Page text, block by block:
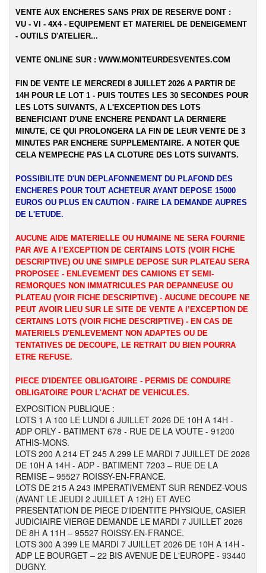
VENTE AUX ENCHERES SANS PRIX DE RESERVE DONT :
VU - VI - 4X4 - EQUIPEMENT ET MATERIEL DE DENEIGEMENT
- OUTILS D'ATELIER...
VENTE ONLINE SUR : WWW.MONITEURDESVENTES.COM
FIN DE VENTE LE MERCREDI 8 JUILLET 2026 A PARTIR DE
14H POUR LE LOT 1 - PUIS TOUTES LES 30 SECONDES POUR
LES LOTS SUIVANTS, A L'EXCEPTION DES LOTS
BENEFICIANT D'UNE ENCHERE PENDANT LA DERNIERE
MINUTE, CE QUI PROLONGERA LA FIN DE LEUR VENTE DE 3
MINUTES PAR ENCHERE SUPPLEMENTAIRE. A NOTER QUE
CELA N'EMPECHE PAS LA CLOTURE DES LOTS SUIVANTS.
POSSIBILITE D'UN DEPLAFONNEMENT DU PLAFOND DES
ENCHERES POUR TOUT ACHETEUR AYANT DEPOSE 15000
EUROS OU PLUS EN CAUTION - FAIRE LA DEMANDE AUPRES
DE L'ETUDE.
AUCUNE AIDE MATERIELLE OU HUMAINE NE SERA FOURNIE
PAR AVE A l’EXCEPTION DE CERTAINS LOTS (VOIR FICHE
DESCRIPTIVE) OU UNE SIMPLE DEPOSE SUR PLATEAU SERA
PROPOSEE - ENLEVEMENT DES CAMIONS ET SEMI-
REMORQUES NON IMMATRICULES PAR DEPANNEUSE OU
PLATEAU (VOIR FICHE DESCRIPTIVE) - AUCUNE DECOUPE NE
PEUT AVOIR LIEU SUR LE SITE DE VENTE A l’EXCEPTION DE
CERTAINS LOTS (VOIR FICHE DESCRIPTIVE) - EN CAS DE
MATERIELS D'ENLEVEMENT NON ADAPTES OU DE
TENTATIVES DE DECOUPE, LE RETRAIT DU BIEN POURRA
ETRE REFUSE.
PIECE D'IDENTEE OBLIGATOIRE - PERMIS DE CONDUIRE
OBLIGATOIRE POUR L'ACHAT DE VEHICULES.
EXPOSITION PUBLIQUE :
LOTS 1 A 100 LE LUNDI 6 JUILLET 2026 DE 10H A 14H -
ADP ORLY - BATIMENT 678 - RUE DE LA VOUTE - 91200
ATHIS-MONS.
LOTS 200 A 214 ET 245 A 299 LE MARDI 7 JUILLET DE 2026
DE 10H A 14H - ADP - BATIMENT 7203 – RUE DE LA
REMISE – 95527 ROISSY-EN-FRANCE.
LOTS DE 215 A 243 IMPERATIVEMENT SUR RENDEZ-VOUS
(AVANT LE JEUDI 2 JUILLET A 12H) ET AVEC
PRESENTATION DE PIECE D'IDENTITE PHYSIQUE, CASIER
JUDICIAIRE VIERGE DEMANDE LE MARDI 7 JUILLET 2026
DE 8H A 11H – 95527 ROISSY-EN-FRANCE.
LOTS 300 A 399 LE MARDI 7 JUILLET 2026 DE 10H A 14H -
ADP LE BOURGET – 22 BIS AVENUE DE L'EUROPE - 93440
DUGNY.